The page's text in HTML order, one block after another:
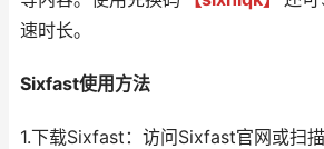
速时长。
Sixfast使用方法
1.下载Sixfast：访问Sixfast官网或扫